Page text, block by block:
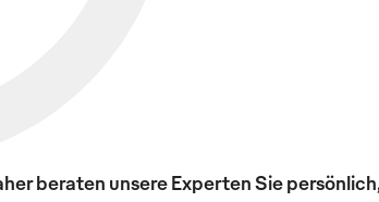
beraten unsere Experten Sie